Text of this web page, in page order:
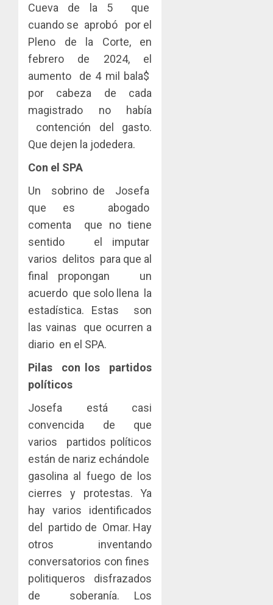
Cueva de la 5 que
cuando se aprobó por el
Pleno de la Corte, en
febrero de 2024, el
aumento de 4 mil bala$
por cabeza de cada
magistrado no había
contención del gasto.
Que dejen la jodedera.
Con el SPA
Un sobrino de Josefa
que es abogado
comenta que no tiene
sentido el imputar
varios delitos para que al
final propongan un
acuerdo que solo llena la
estadística. Estas son
las vainas que ocurren a
diario en el SPA.
Pilas con los partidos
políticos
Josefa está casi
convencida de que
varios partidos políticos
están de nariz echándole
gasolina al fuego de los
cierres y protestas. Ya
hay varios identificados
del partido de Omar. Hay
otros inventando
conversatorios con fines
politiqueros disfrazados
de soberanía. Los